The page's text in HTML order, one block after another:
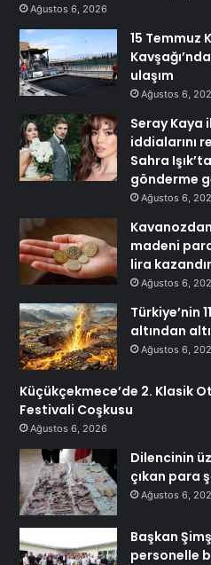
Ağustos 6, 2026
15 Temmuz
ulaşım
Ağustos 6,
Seray Kaya
iddialarını
Sahra
gönderme
Ağustos 6,
madeni
lira
Ağustos 6,
Türkiye’nin
altından
Ağustos 6,
Küçükçekmece’de 2. Klasik
Festivali Coşkusu
Ağustos 6, 2026
Dilencinin
çıkan para
Ağustos 6,
Başkan
personelle